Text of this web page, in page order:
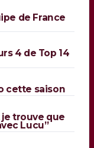
de France
4 de Top 14
cette saison
je trouve que
Lucu”